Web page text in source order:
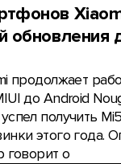
обновления
продолжает
до Android
получить
этого года.
говорит о